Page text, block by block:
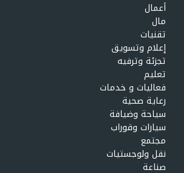
أعمال
مال
تقنيات
إعلام وتسويق
تجزئة وترفيه
تعليم
فعاليات و خدمات
رعاية صحية
سياحة وضيافة
سيارات وقوراب
مجتمع
نقل ولوجستيات
صناعة